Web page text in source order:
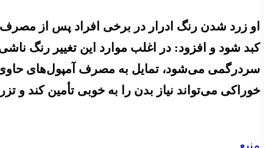
او زرد شدن رنگ ادرار در برخی افراد پس از
خوراکی می‌تواند نیاز بدن را به خوبی تأمین کند
منبع